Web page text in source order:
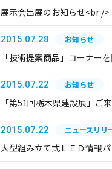
展示会出展のお知らせ<br />
2015.07.28 お知らせ
「技術提案商品」コーナー
2015.07.22 お知らせ
「第51回栃木県建設展」ご
2015.07.22 ニュースリリ
大型組み立て式ＬＥＤ情報